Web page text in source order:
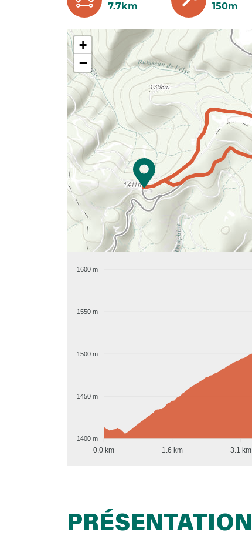
7.7km 150m
+
−
1600 m
1550 m
1500 m
1450 m
1400 m
0.0 km 1.6 km 3.1 km
PRÉSENTATION